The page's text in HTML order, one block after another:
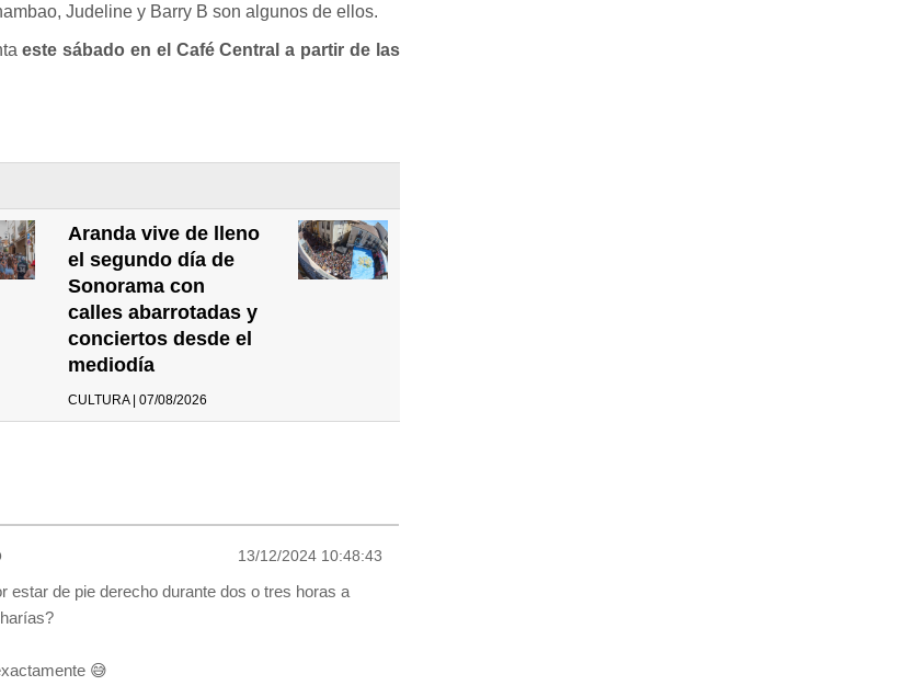
Judeline y Barry B son algunos de ellos.
este sábado en el Café Central a partir de las
Aranda vive de lleno
el segundo día de
Sonorama con
calles abarrotadas y
conciertos desde el
mediodía
CULTURA | 07/08/2026
13/12/2024 10:48:43
estar de pie derecho durante dos o tres horas a
😅